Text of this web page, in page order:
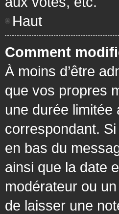
Haut
Comment
À moins d’être
que vos propres
une durée
correspondant.
en bas du
ainsi que la date
modérateur ou
de laisser une